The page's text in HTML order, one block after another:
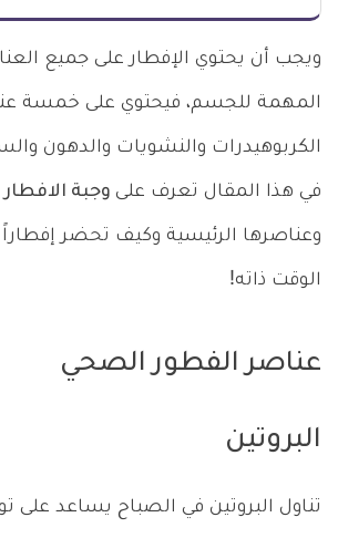
ويجب أن يحتوي الإفطار على جميع
المهمة للجسم، فيحتوي على خمسة
الكربوهيدرات والنشويات والدهون
في هذا المقال تعرف على وجبة
وعناصرها الرئيسية وكيف تحضر
الوقت ذاته!
عناصر الفطور الصحي
البروتين
تناول البروتين في الصباح يساعد على